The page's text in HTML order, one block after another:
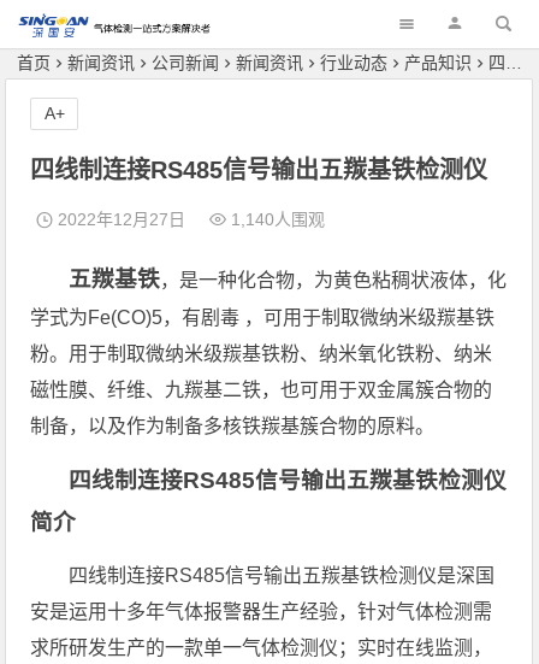
深国安
首页 新闻资讯 公司新闻 新闻资讯 行业动态 产品知识 四线制连接RS485信号输出五羰基铁检测仪
四线制连接RS485信号输出五羰基铁检测仪
2022年12月27日 1,140人围观
五羰基铁，是一种化合物，为黄色粘稠状液体，化
学式为Fe(CO)5，有剧毒 ，可用于制取微纳米级羰基铁
粉。用于制取微纳米级羰基铁粉、纳米氧化铁粉、纳米
磁性膜、纤维、九羰基二铁，也可用于双金属簇合物的
制备，以及作为制备多核铁羰基簇合物的原料。
四线制连接RS485信号输出五羰基铁检测仪
简介
四线制连接RS485信号输出五羰基铁检测仪是深国
安是运用十多年气体报警器生产经验，针对气体检测需
求所研发生产的一款单一气体检测仪；实时在线监测，
A+